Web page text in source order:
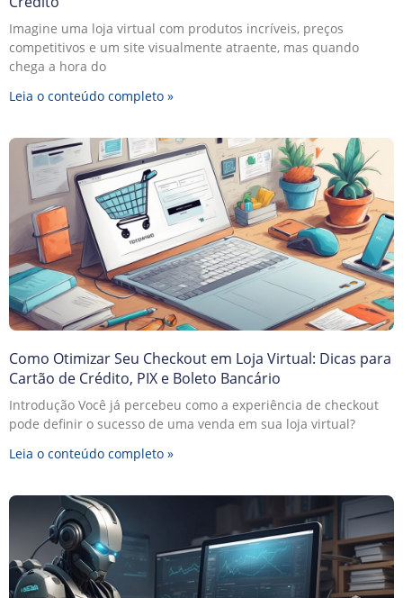
Imagine uma loja virtual com produtos incríveis, preços
competitivos e um site visualmente atraente, mas quando
chega a hora do
Leia o conteúdo completo »
Como Otimizar Seu Checkout em Loja Virtual: Dicas para
Cartão de Crédito, PIX e Boleto Bancário
Introdução Você já percebeu como a experiência de checkout
pode definir o sucesso de uma venda em sua loja virtual?
Leia o conteúdo completo »